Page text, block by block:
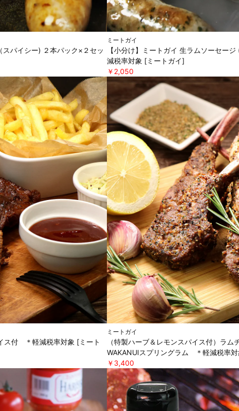
スパイシー) ２本パック×２セッ
ミートガイ
【小分け】ミートガイ 生ラムソーセー
減税率対象 [ミートガイ]
￥2,050
ス付 ＊軽減税率対象 [ミート
ミートガイ
（特製ハーブ＆レモンスパイス付）ラ
WAKANUIスプリングラム ＊軽減税率
￥3,400